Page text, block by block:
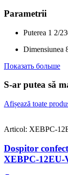
Parametrii
Puterea 1 2/
Dimensiunea
Показать больше
S-ar putea să
Afișează toate
Articol: XEBPC-
Dospitor
XEBPC-12EU-